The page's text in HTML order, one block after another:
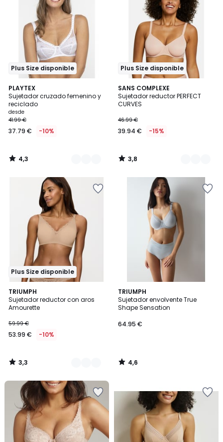
Plus Size disponible
PLAYTEX
Sujetador cruzado femenino y
reciclado
desde
41.99 €
37.79 € -10%
4,3
/ 5
3
Colores
4,3
/
Plus Size disponible
SANS COMPLEXE
Sujetador reductor PERFECT
CURVES
46.99 €
39.94 € -15%
3,8
/ 5
2
Colores
3,8
/
Plus Size disponible
TRIUMPH
Sujetador reductor con aros
Amourette
59.99 €
53.99 € -10%
3,3
/ 5
3
Colores
3,3
/
TRIUMPH
Sujetador envolvente True
Shape Sensation
64.95 €
4,6
/ 5
4,6
/